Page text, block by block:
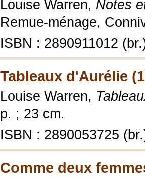
Louise Warren, Notes
Remue-ménage,
ISBN : 2890911012
Tableaux d'Aurélie
Louise Warren,
p. ; 23 cm.
ISBN : 2890053725
Comme deux